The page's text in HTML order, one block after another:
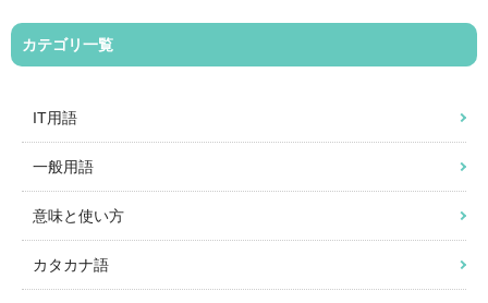
カテゴリ一覧
IT用語
一般用語
意味と使い方
カタカナ語